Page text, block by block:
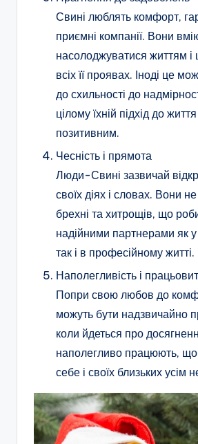
Свині люблять комфорт,
приємні компанії. Вони
насолоджуватися життям і
всіх її проявах. Іноді це
до схильності до
цілому їхній підхід до
позитивним.
Чесність і прямота
Люди-Свині зазвичай
своїх діях і словах. Вони
брехні та хитрощів, що
надійними партнерами як
так і в професійному житті.
Наполегливість і
Попри свою любов до
можуть бути надзвичайно
коли йдеться про
наполегливо працюють,
себе і своїх близьких усім